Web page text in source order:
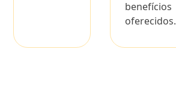
benefícios
oferecidos.